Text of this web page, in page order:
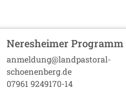
Neresheimer Programm
anmeldung@landpastoral-
schoenenberg.de
07961 9249170-14